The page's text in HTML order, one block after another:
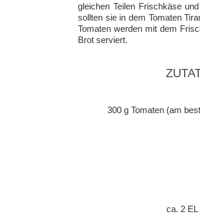
gleichen Teilen Frischkäse
sollten sie in dem Tomaten
Tomaten werden mit dem
Brot serviert.
300 g Tomaten (am
ca. 2